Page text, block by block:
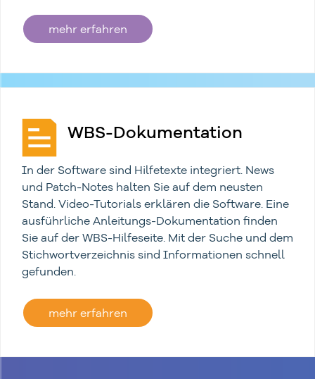
mehr erfahren
WBS-Dokumentation
In der Software sind Hilfetexte integriert. News
und Patch-Notes halten Sie auf dem neusten
Stand. Video-Tutorials erklären die Software. Eine
ausführliche Anleitungs-Dokumentation finden
Sie auf der WBS-Hilfeseite. Mit der Suche und dem
Stichwortverzeichnis sind Informationen schnell
gefunden.
mehr erfahren